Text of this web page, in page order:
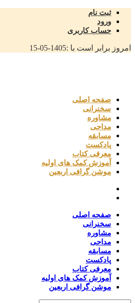
ثبت نام
ورود
حساب کاربری
امروز برابر است با :1405-05-15
صفحه اصلی
سخنرانی
مشاوره
مداحی
مسابقه
پادکست
معرفی کتاب
آموزش کمک های اولیه
موشن گرافی اربعین
صفحه اصلی
سخنرانی
مشاوره
مداحی
مسابقه
پادکست
معرفی کتاب
آموزش کمک های اولیه
موشن گرافی اربعین